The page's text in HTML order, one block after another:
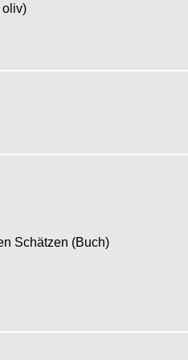
oliv)
Schätzen (Buch)